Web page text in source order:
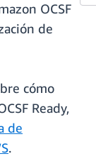
OCSF
de
cómo
Ready,
de
.